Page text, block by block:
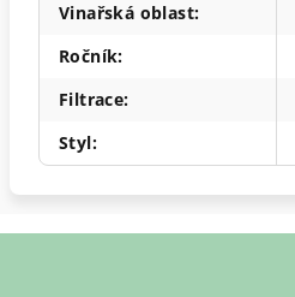
Vinařská oblast:
Ročník:
Filtrace:
Styl: